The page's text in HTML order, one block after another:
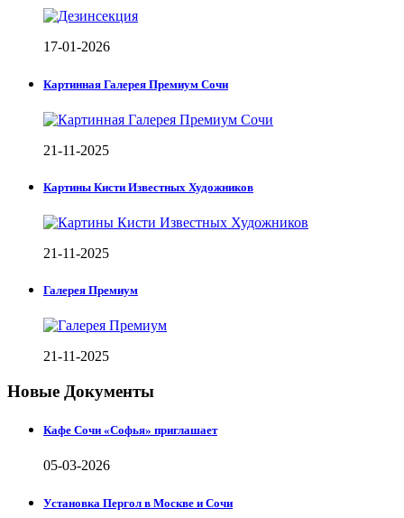
17-01-2026
Картинная Галерея Премиум Сочи
21-11-2025
Картины Кисти Известных Художников
21-11-2025
Галерея Премиум
21-11-2025
Новые Документы
Кафе Сочи «Софья» приглашает
05-03-2026
Установка Пергол в Москве и Сочи